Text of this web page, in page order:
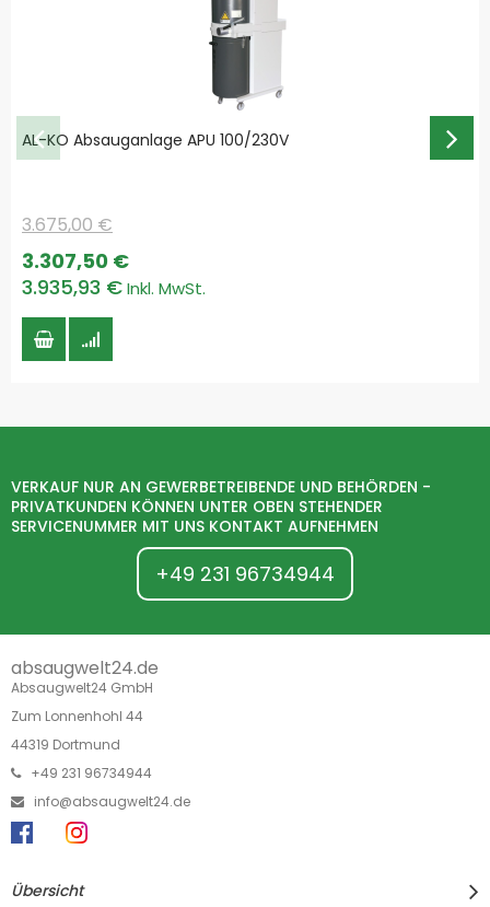
AL-KO Absauganlage APU 100/230V
Special
Price
3.935,93 €
3.307,50 €
3.675,00 €
VERKAUF NUR AN GEWERBETREIBENDE UND BEHÖRDEN -
PRIVATKUNDEN KÖNNEN UNTER OBEN STEHENDER
SERVICENUMMER MIT UNS KONTAKT AUFNEHMEN
+49 231 96734944
absaugwelt24.de
Absaugwelt24 GmbH
Zum Lonnenhohl 44
44319 Dortmund
+49 231 96734944
info@absaugwelt24.de
Übersicht